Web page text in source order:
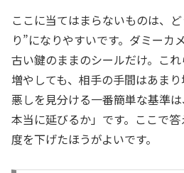
ここに当てはまらないものは、
り”になりやすいです。ダミーカ
古い鍵のままのシールだけ。こ
増やしても、相手の手間はあま
悪しを見分ける一番簡単な基準
本当に延びるか」です。ここで
度を下げたほうがよいです。